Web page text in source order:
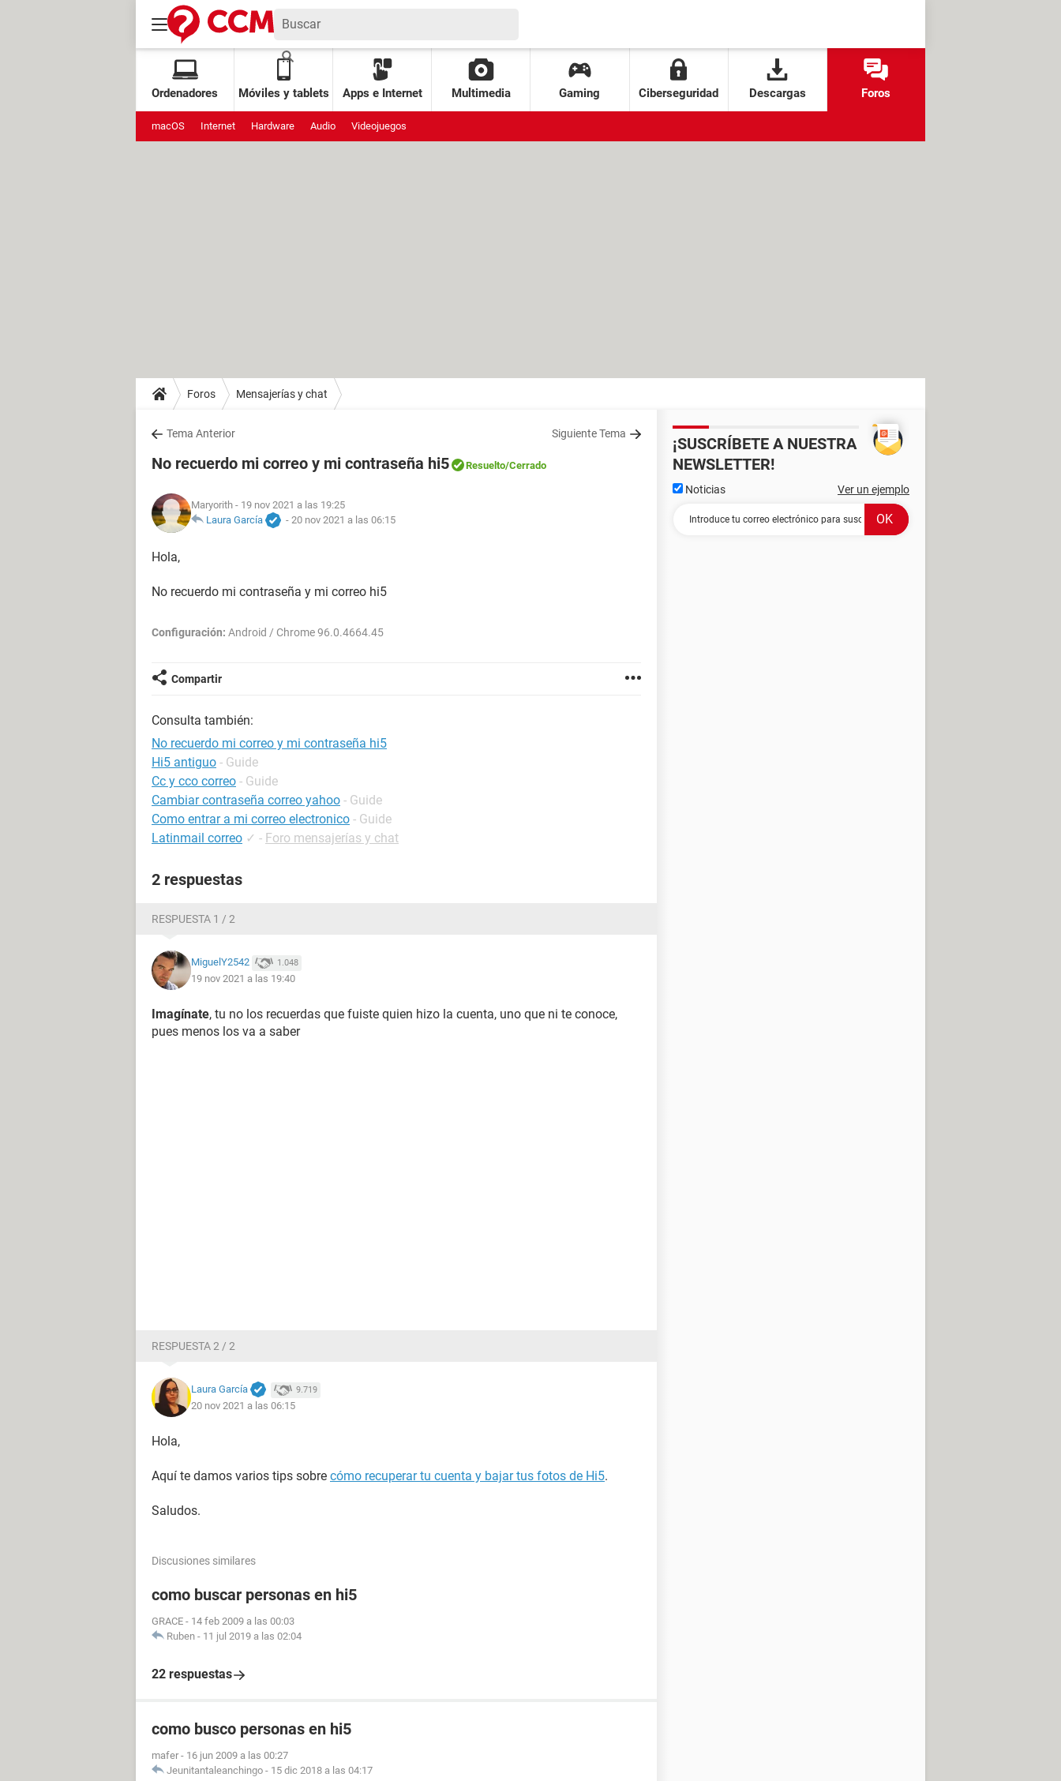
Ordenadores Móviles y tablets Apps e Internet Multimedia Gaming Ciberseguridad Descargas Foros
macOS Internet Hardware Audio Videojuegos
Foros Mensajerías y chat
Tema Anterior Siguiente Tema
No recuerdo mi correo y mi contraseña hi5 Resuelto/Cerrado
Maryorith - 19 nov 2021 a las 19:25
Laura García
- 20 nov 2021 a las 06:15
Hola,
No recuerdo mi contraseña y mi correo hi5
Configuración: Android / Chrome 96.0.4664.45
Compartir
Consulta también:
No recuerdo mi correo y mi contraseña hi5
Hi5 antiguo - Guide
Cc y cco correo - Guide
Cambiar contraseña correo yahoo - Guide
Como entrar a mi correo electronico - Guide
Latinmail correo ✓ - Foro mensajerías y chat
2 respuestas
RESPUESTA 1 / 2
MiguelY2542 1.048
19 nov 2021 a las 19:40
Imagínate, tu no los recuerdas que fuiste quien hizo la cuenta, uno que ni te conoce,
pues menos los va a saber
RESPUESTA 2 / 2
Laura García 9.719
20 nov 2021 a las 06:15
Hola,
Aquí te damos varios tips sobre cómo recuperar tu cuenta y bajar tus fotos de Hi5.
Saludos.
Discusiones similares
como buscar personas en hi5
GRACE - 14 feb 2009 a las 00:03
Ruben - 11 jul 2019 a las 02:04
22 respuestas
como busco personas en hi5
mafer - 16 jun 2009 a las 00:27
Jeunitantaleanchingo - 15 dic 2018 a las 04:17
¡SUSCRÍBETE A NUESTRA
NEWSLETTER!
Noticias Ver un ejemplo